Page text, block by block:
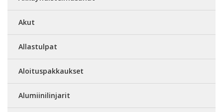
Akut
Allastulpat
Aloituspakkaukset
Alumiinilinjarit